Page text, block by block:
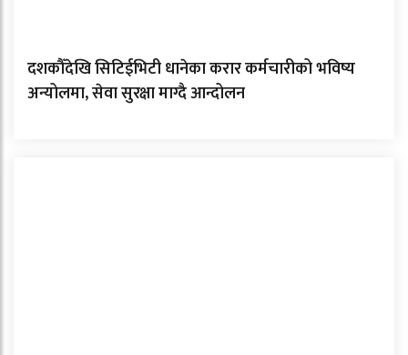
दशकौँदेखि सिटिईभिटी धानेका करार कर्मचारीको भविष्य
अन्योलमा, सेवा सुरक्षा माग्दै आन्दोलन